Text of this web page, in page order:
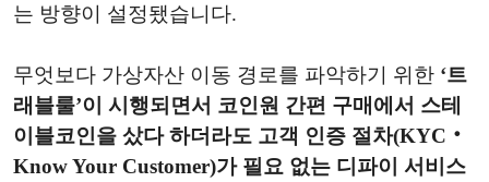
는 방향이 설정됐습니다.
무엇보다 가상자산 이동 경로를 파악하기 위한 ‘트
래블룰’이 시행되면서 코인원 간편 구매에서 스테
이블코인을 샀다 하더라도 고객 인증 절차(KYC‧
Know Your Customer)가 필요 없는 디파이 서비스